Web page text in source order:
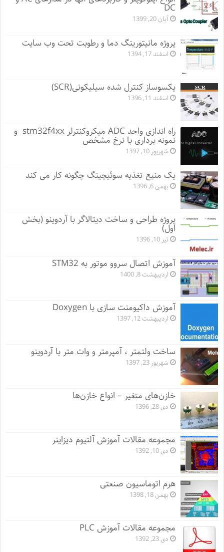
DC
آبان 20, 1399
پروژه مانيتورينگ دما و رطوبت تحت وب سایت
اسفند 17, 1394
یکسوساز کنترل شده سیلیکونی(SCR)
اسفند 11, 1396
راه اندازی واحد ADC میکروکنترلر stm32f4xx و
نمونه برداری با نرخ مشخص
شهریور 10, 1397
یک منبع تغذیه سوئیچینگ چگونه کار می کند
بهمن 6, 1396
پروژه طراحی و ساخت دیتالاگر با آردوینو (بخش
اول)
تیر 10, 1396
آموزش اتصال سروو موتور به STM32
اردیبهشت 8, 1400
آموزش داکیومنت سازی با Doxygen
اردیبهشت 12, 1397
ساخت ولتمتر ، آمپرمتر و وات متر با آردوینو
شهریور 23, 1397
خازن‌های متغیر – انواع خازن‌ها
دی 28, 1396
مجموعه مقالات آموزش آلتیوم دیزاینر
دی 10, 1392
هرم اتوماسیون صنعتی
بهمن 18, 1398
مجموعه مقالات آموزش PLC
دی 23, 1392